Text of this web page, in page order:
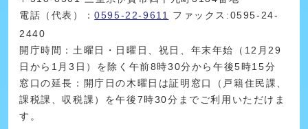
電話（代表）：0595-22-9611
ファックス:0595-24-
2440
開庁時間：土曜日・日曜日、祝日、年末年始（12月29
日から1月3日）を除く午前8時30分から午後5時15分
窓口の延長：開庁日の木曜日は証明窓口（戸籍住民課、
課税課、収税課）を午後7時30分までご利用いただけま
す。